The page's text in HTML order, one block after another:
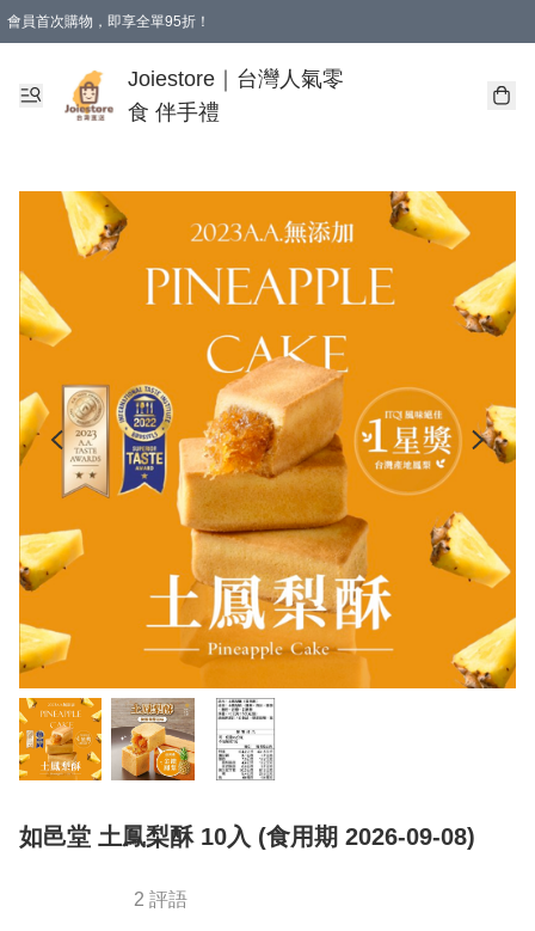
會員首次購物，即享全單95折！
購物滿 HKD 350.00即享免運費優惠！（適用於 本地送貨、本地取貨 )
Joiestore｜台灣人氣零
食 伴手禮
如邑堂 土鳳梨酥 10入 (食用期 2026-09-08)
2 評語